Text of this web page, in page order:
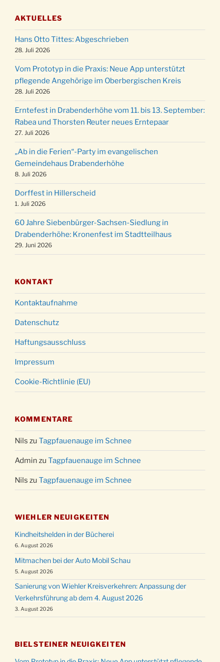
11.12.
Puer-Natus weihnachtliches Brauchtum am
Robert-Gassner-Hof um 17:00 Uhr
19.12.
Kinderbibeltag im Ev. Gemeindehaus von 10-
12 Uhr
20.12.
Weihnachts-Konzert des Honterus Chors in
der Kirche um 17:00 Uhr
24.12.
Familiengottesdienst mit Krippenspiel im Ev.
Gemeindehaus um 15:00 Uhr
24.12. Familiengottesdienst in der FeG um 16 Uhr
24.12.
Weihnachtsgottesdienst in der Kirche um
15:00 Uhr
24.12.
Weihnachtsgottesdienst in der Kirche um
18:00 Uhr
24.12.
Christmette mit der ev. Jugend in der Kirche
um 23:00 Uhr
31.12.
Gottesdienst zu Silvester in der Kirche um
18:00 Uhr
AKTUELLES
Hans Otto Tittes: Abgeschrieben
28. Juli 2026
Vom Prototyp in die Praxis: Neue App unterstützt
pflegende Angehörige im Oberbergischen Kreis
28. Juli 2026
Erntefest in Drabenderhöhe vom 11. bis 13. September:
Rabea und Thorsten Reuter neues Erntepaar
27. Juli 2026
„Ab in die Ferien“-Party im evangelischen
Gemeindehaus Drabenderhöhe
8. Juli 2026
Dorffest in Hillerscheid
1. Juli 2026
60 Jahre Siebenbürger-Sachsen-Siedlung in
Drabenderhöhe: Kronenfest im Stadtteilhaus
29. Juni 2026
KONTAKT
Kontaktaufnahme
Datenschutz
Haftungsausschluss
Impressum
Cookie-Richtlinie (EU)
KOMMENTARE
Nils zu Tagpfauenauge im Schnee
Admin zu Tagpfauenauge im Schnee
Nils zu Tagpfauenauge im Schnee
WIEHLER NEUIGKEITEN
Kindheitshelden in der Bücherei
6. August 2026
Mitmachen bei der Auto Mobil Schau
5. August 2026
Sanierung von Wiehler Kreisverkehren: Anpassung der
Verkehrsführung ab dem 4. August 2026
3. August 2026
BIELSTEINER NEUIGKEITEN